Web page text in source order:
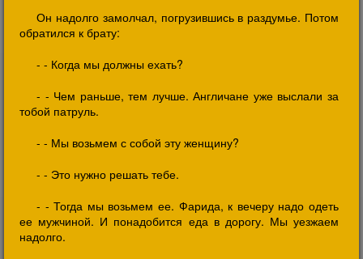
Он надолго замолчал, погрузившись в раздумье. Потом
обратился к брату:
- - Когда мы должны ехать?
- - Чем раньше, тем лучше. Англичане уже выслали за
тобой патруль.
- - Мы возьмем с собой эту женщину?
- - Это нужно решать тебе.
- - Тогда мы возьмем ее. Фарида, к вечеру надо одеть
ее мужчиной. И понадобится еда в дорогу. Мы уезжаем
надолго.